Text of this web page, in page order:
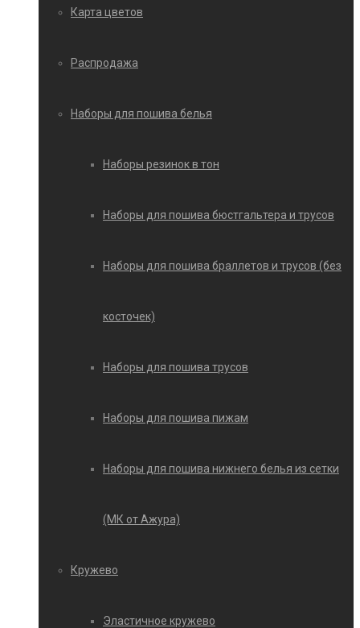
Карта цветов
Распродажа
Наборы для пошива белья
Наборы резинок в тон
Наборы для пошива бюстгальтера и трусов
Наборы для пошива браллетов и трусов (без
косточек)
Наборы для пошива трусов
Наборы для пошива пижам
Наборы для пошива нижнего белья из сетки
(МК от Ажура)
Кружево
Эластичное кружево